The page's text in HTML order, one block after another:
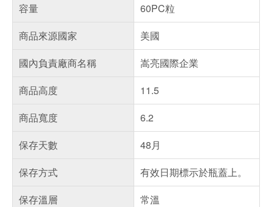
容量
60PC粒
商品來源國家
美國
國內負責廠商名稱
嵩亮國際企業
商品高度
11.5
商品寬度
6.2
保存天數
48月
保存方式
有效日期標示於瓶蓋上。
保存溫層
常溫